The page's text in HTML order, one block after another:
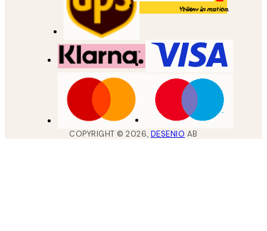
COPYRIGHT ©2026, DESENIO AB